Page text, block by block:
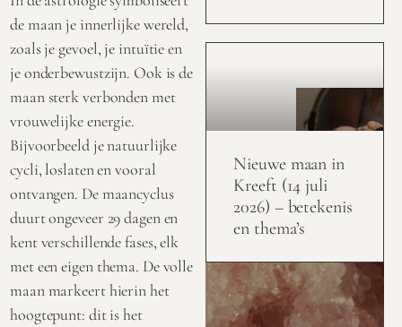
de maan je innerlijke wereld,
zoals je gevoel, je intuïtie en
je onderbewustzijn. Ook is de
maan sterk verbonden met
vrouwelijke energie.
Bijvoorbeeld je natuurlijke
cycli, loslaten en vooral
ontvangen. De maancyclus
duurt ongeveer 29 dagen en
kent verschillende fases, elk
met een eigen thema. De volle
maan markeert hierin het
hoogtepunt: dit is het
Nieuwe maan in
Kreeft (14 juli
2026) – betekenis
en thema’s